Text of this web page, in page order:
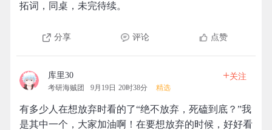
拓词，同桌，未完待续。
分享 评论 点赞
库里30
考研海贼团 9月19日 20时38分 精选
+关注
有多少人在想放弃时看的了“绝不放弃，死磕到底？”我
是其中一个，大家加油啊！在要想放弃的时候，好好看